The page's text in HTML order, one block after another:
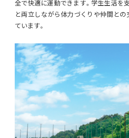
教室棟（まほろば館）
全で快適に運動できます。学生生活を
と両立しながら体力づくりや仲間と
ています。